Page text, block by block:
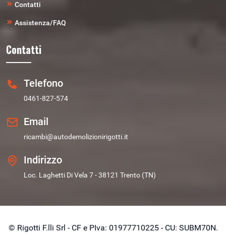
Contatti
Assistenza/FAQ
Contatti
Telefono
0461-827-574
Email
ricambi@autodemolizionirigotti.it
Indirizzo
Loc. Laghetti Di Vela 7 - 38121 Trento (TN)
© Rigotti F.lli Srl - CF e PIva: 01977710225 - CU: SUBM70N.